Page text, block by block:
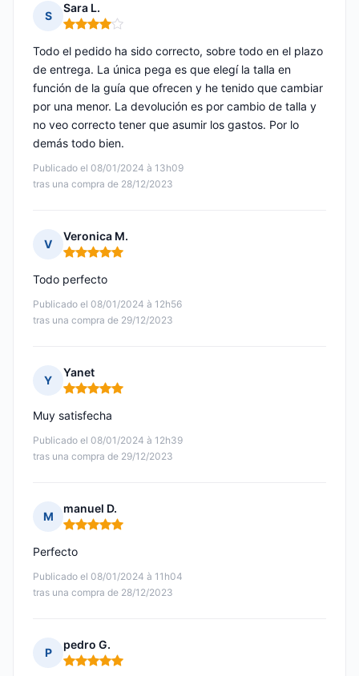
S
Sara L.
Nota: 4 de 5
Publicado el 08/01/2024 à 13h09
tras una compra de 28/12/2023
Todo el pedido ha sido correcto, sobre todo en el plazo
de entrega. La única pega es que elegí la talla en
función de la guía que ofrecen y he tenido que cambiar
por una menor. La devolución es por cambio de talla y
no veo correcto tener que asumir los gastos. Por lo
demás todo bien.
V
Veronica M.
Nota: 5 de 5
Publicado el 08/01/2024 à 12h56
tras una compra de 29/12/2023
Todo perfecto
Y
Yanet
Nota: 5 de 5
Publicado el 08/01/2024 à 12h39
tras una compra de 29/12/2023
Muy satisfecha
M
manuel D.
Nota: 5 de 5
Publicado el 08/01/2024 à 11h04
tras una compra de 28/12/2023
Perfecto
P
pedro G.
Nota: 5 de 5